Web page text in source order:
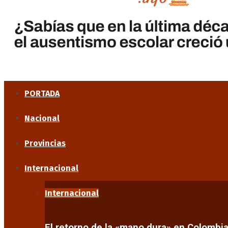
PORTADA
Nacional
Provincias
Internacional
Internacional